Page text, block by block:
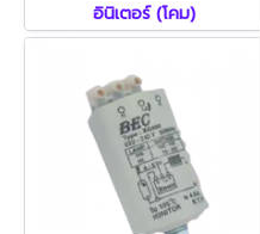
อินิเตอร์ (โคม)